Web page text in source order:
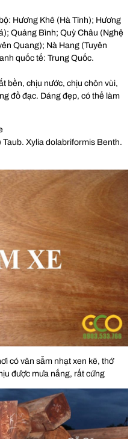
Hương Khê (Hà Tĩnh); Hương
Quảng Bình; Quỳ Châu (Nghệ
Quang); Nà Hang (Tuyên
quốc tế: Trung Quốc.
bền, chịu nước, chịu chôn vùi,
đồ đạc. Dáng đẹp, có thể làm
Xylia dolabriformis Benth.
có vân sẫm nhạt xen kẽ, thớ
được mưa nắng, rất cứng